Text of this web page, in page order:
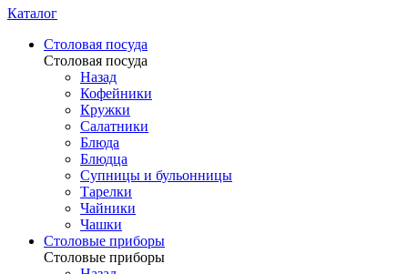
Каталог
Столовая посуда
Столовая посуда
Назад
Кофейники
Кружки
Салатники
Блюда
Блюдца
Супницы и бульонницы
Тарелки
Чайники
Чашки
Cтоловые приборы
Cтоловые приборы